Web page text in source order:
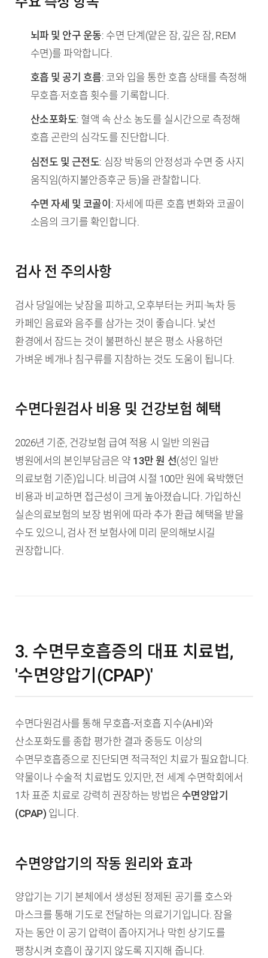
뇌파 및 안구 운동: 수면 단계(얕은 잠, 깊은 잠, REM
수면)를 파악합니다.
호흡 및 공기 흐름: 코와 입을 통한 호흡 상태를 측정해
무호흡·저호흡 횟수를 기록합니다.
산소포화도: 혈액 속 산소 농도를 실시간으로 측정해
호흡 곤란의 심각도를 진단합니다.
심전도 및 근전도: 심장 박동의 안정성과 수면 중 사지
움직임(하지불안증후군 등)을 관찰합니다.
수면 자세 및 코골이 : 자세에 따른 호흡 변화와 코골이
소음의 크기를 확인합니다.
검사 전 주의사항
검사 당일에는 낮잠을 피하고, 오후부터는 커피·녹차 등
카페인 음료와 음주를 삼가는 것이 좋습니다. 낯선
환경에서 잠드는 것이 불편하신 분은 평소 사용하던
가벼운 베개나 침구류를 지참하는 것도 도움이 됩니다.
수면다원검사 비용 및 건강보험 혜택
2026년 기준, 건강보험 급여 적용 시 일반 의원급
병원에서의 본인부담금은 약 13만 원 선(성인 일반
의료보험 기준)입니다. 비급여 시절 100만 원에 육박했던
비용과 비교하면 접근성이 크게 높아졌습니다. 가입하신
실손의료보험의 보장 범위에 따라 추가 환급 혜택을 받을
수도 있으니, 검사 전 보험사에 미리 문의해보시길
권장합니다.
3. 수면무호흡증의 대표 치료법,
'수면양압기(CPAP)'
수면다원검사를 통해 무호흡-저호흡 지수(AHI)와
산소포화도를 종합 평가한 결과 중등도 이상의
수면무호흡증으로 진단되면 적극적인 치료가 필요합니다.
약물이나 수술적 치료법도 있지만, 전 세계 수면학회에서
1차 표준 치료로 강력히 권장하는 방법은 수면양압기
(CPAP) 입니다.
수면양압기의 작동 원리와 효과
양압기는 기기 본체에서 생성된 정제된 공기를 호스와
마스크를 통해 기도로 전달하는 의료기기입니다. 잠을
자는 동안 이 공기 압력이 좁아지거나 막힌 상기도를
팽창시켜 호흡이 끊기지 않도록 지지해 줍니다.